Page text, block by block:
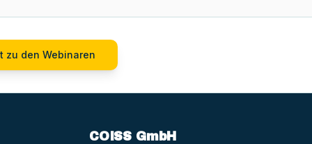
zu den Webinaren
COISS GmbH